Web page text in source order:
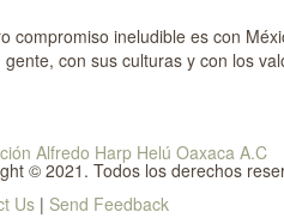
compromiso ineludible es con
gente, con sus culturas y con los
Alfredo Harp Helú Oaxaca A.C
© 2021. Todos los derechos
Us | Send Feedback